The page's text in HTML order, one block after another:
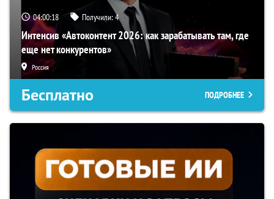
04:00:18 Получили:4
Интенсив «Автоконтент 2026: как зарабатывать там, где
еще нет конкурентов»
Россия
Бесплатно ПОДРОБНЕЕ